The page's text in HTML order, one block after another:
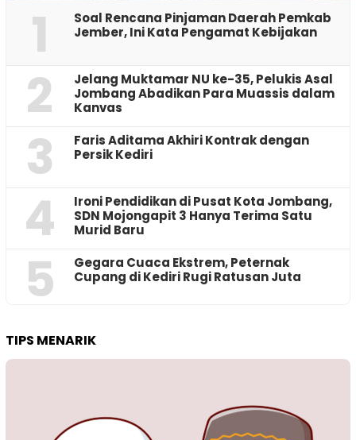
1
‎Soal Rencana Pinjaman Daerah Pemkab
Jember, Ini Kata Pengamat Kebijakan ‎
2
Jelang Muktamar NU ke-35, Pelukis Asal
Jombang Abadikan Para Muassis dalam
Kanvas
3
Faris Aditama Akhiri Kontrak dengan
Persik Kediri
4
Ironi Pendidikan di Pusat Kota Jombang,
SDN Mojongapit 3 Hanya Terima Satu
Murid Baru
5
‎Gegara Cuaca Ekstrem, Peternak
Cupang di Kediri Rugi Ratusan Juta
TIPS MENARIK